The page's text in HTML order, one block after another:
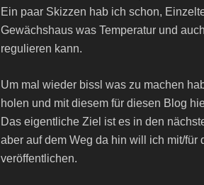
Ein paar Skizzen hab ich schon,
Gewächshaus was Temperatur und
regulieren kann.
Um mal wieder bissl was zu machen
holen und mit diesem für diesen Blog
Das eigentliche Ziel ist es in den
aber auf dem Weg da hin will ich mit/
veröffentlichen.